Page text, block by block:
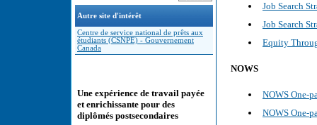
Autre site d'intérêt
Centre de service national de prêts aux
étudiants (CSNPE) - Gouvernement
Canada
Une expérience de travail payée
et enrichissante pour des
diplômés postsecondaires
Job Search
Job Search
Equity
NOWS
NOWS One-
NOWS One-